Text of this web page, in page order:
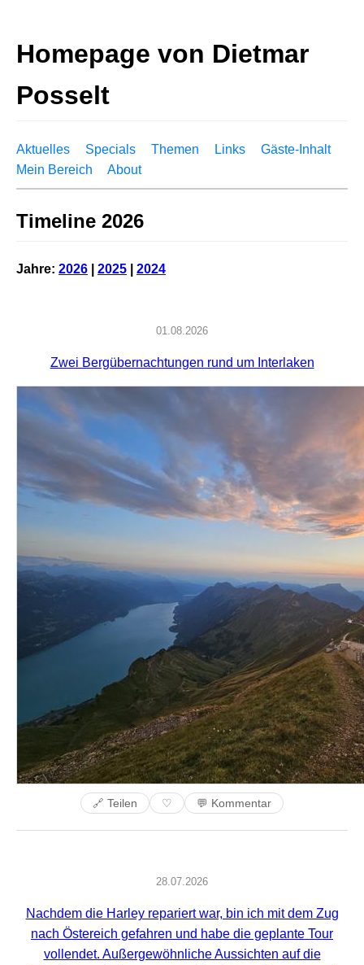
Homepage von Dietmar
Posselt
Aktuelles Specials Themen Links
Gäste-Inhalt
Mein Bereich
About
Timeline 2026
Jahre: 2026 2025 2024
01.08.2026
Zwei Bergübernachtungen rund um Interlaken
🔗 Teilen ♡ 💬 Kommentar
28.07.2026
Nachdem die Harley repariert war, bin ich mit dem Zug
nach Östereich gefahren und habe die geplante Tour
vollendet. Außergewöhnliche Aussichten auf die